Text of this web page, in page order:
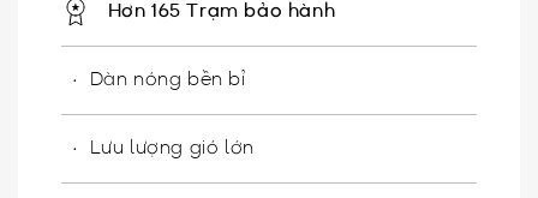
Hơn 165 Trạm bảo hành
Dàn nóng bền bỉ
Lưu lượng gió lớn